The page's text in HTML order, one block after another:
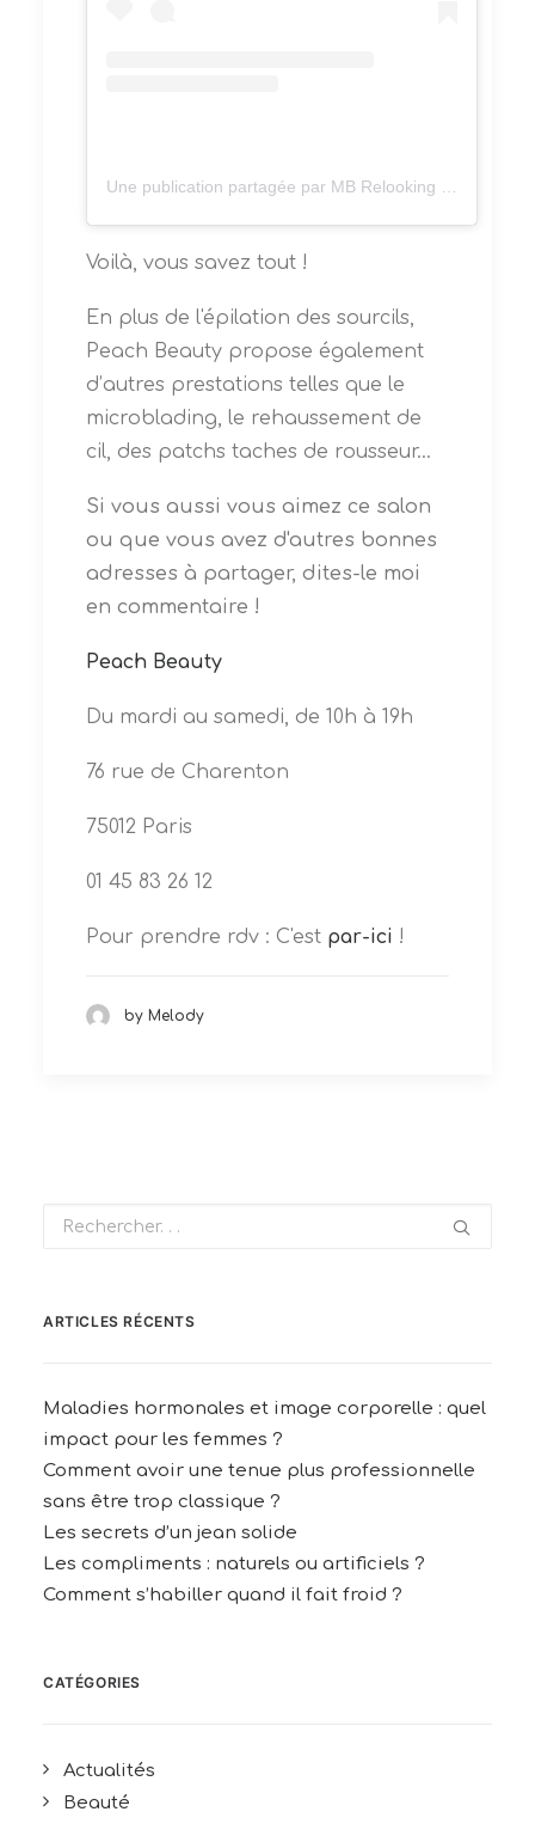
Une publication partagée par MB Relooking Conseil (@mb_relooking_conseil)
Voilà, vous savez tout !
En plus de l'épilation des sourcils,
Peach Beauty propose également
d’autres prestations telles que le
microblading, le rehaussement de
cil, des patchs taches de rousseur…
Si vous aussi vous aimez ce salon
ou que vous avez d'autres bonnes
adresses à partager, dites-le moi
en commentaire !
Peach Beauty
Du mardi au samedi, de 10h à 19h
76 rue de Charenton
75012 Paris
01 45 83 26 12
Pour prendre rdv : C'est par-ici !
by Melody
ARTICLES RÉCENTS
Maladies hormonales et image corporelle : quel
impact pour les femmes ?
Comment avoir une tenue plus professionnelle
sans être trop classique ?
Les secrets d’un jean solide
Les compliments : naturels ou artificiels ?
Comment s’habiller quand il fait froid ?
CATÉGORIES
Actualités
Beauté